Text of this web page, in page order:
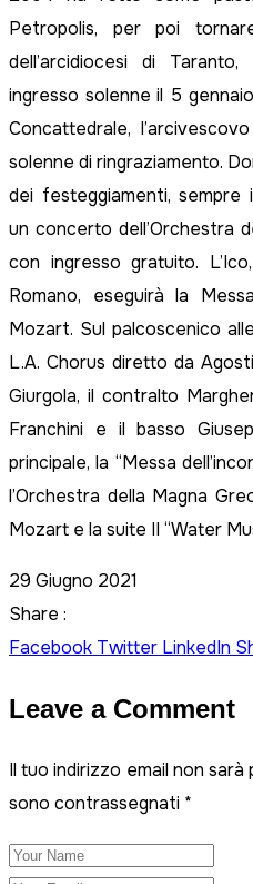
Petropolis, per poi
dell’arcidiocesi di
ingresso solenne il 5
Concattedrale,
solenne di ringraziamento.
dei festeggiamenti,
un concerto dell’Orchestra
con ingresso gratuito.
Romano, eseguirà la
Mozart. Sul palcoscenico
L.A. Chorus diretto da
Giurgola, il contralto
Franchini e il basso
principale, la “Messa
l’Orchestra della Magna
Mozart e la suite II “Water
29 Giugno 2021
Share :
Facebook Twitter LinkedIn
Leave a Comment
Il tuo indirizzo email non sarà
sono contrassegnati *